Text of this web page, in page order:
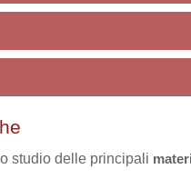
studio delle principali